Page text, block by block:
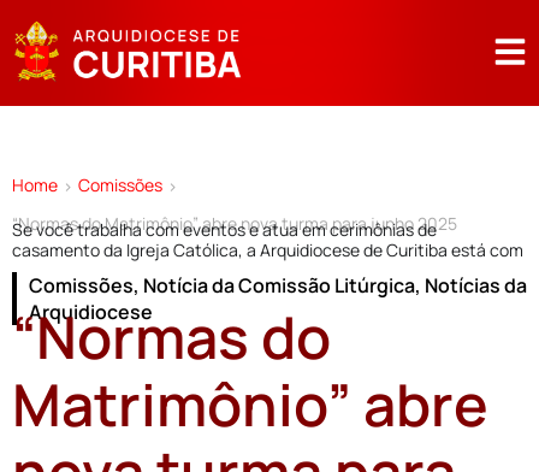
Home > Comissões >
“Normas do Matrimônio” abre nova turma para junho 2025
Se você trabalha com eventos e atua em cerimônias de
casamento da Igreja Católica, a Arquidiocese de Curitiba está com
Comissões, Notícia da Comissão Litúrgica, Notícias da
Arquidiocese
“Normas do
Matrimônio” abre